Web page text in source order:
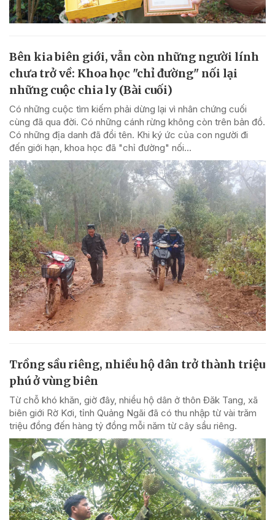
Bên kia biên giới, vẫn còn những người lính
chưa trở về: Khoa học "chỉ đường" nối lại
những cuộc chia ly (Bài cuối)
Có những cuộc tìm kiếm phải dừng lại vì nhân chứng cuối
cùng đã qua đời. Có những cánh rừng không còn trên bản đồ.
Có những địa danh đã đổi tên. Khi ký ức của con người đi
đến giới hạn, khoa học đã "chỉ đường" nối...
Trồng sầu riêng, nhiều hộ dân trở thành triệu
phú ở vùng biên
Từ chỗ khó khăn, giờ đây, nhiều hộ dân ở thôn Đăk Tang, xã
biên giới Rờ Kơi, tỉnh Quảng Ngãi đã có thu nhập từ vài trăm
triệu đồng đến hàng tỷ đồng mỗi năm từ cây sầu riêng.